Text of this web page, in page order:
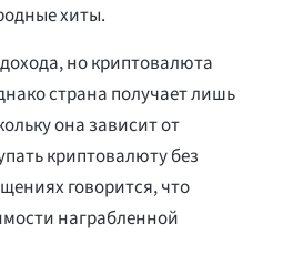
хиты.
но криптовалюта
страна получает лишь
она зависит от
криптовалюту без
говорится, что
награбленной